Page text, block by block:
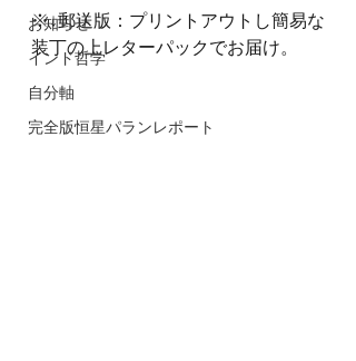
お知らせ
インド哲学
自分軸
完全版恒星パランレポート
※↓郵送版：プリントアウトし簡易な
装丁の上レターパックでお届け。